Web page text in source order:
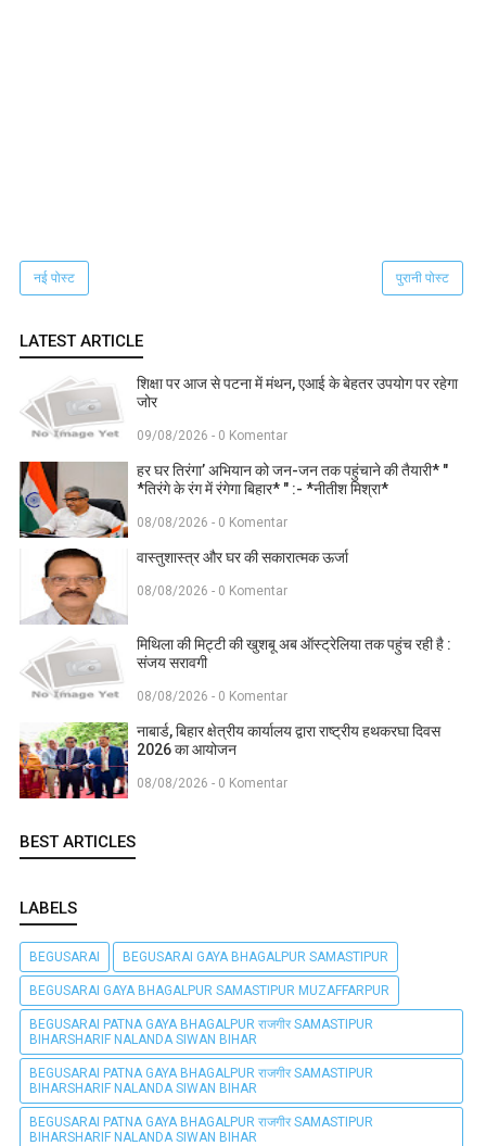
नई पोस्ट पुरानी पोस्ट
LATEST ARTICLE
शिक्षा पर आज से पटना में मंथन, एआई के बेहतर उपयोग पर रहेगा
जोर
09/08/2026 - 0 Komentar
हर घर तिरंगा’ अभियान को जन-जन तक पहुंचाने की तैयारी* "
*तिरंगे के रंग में रंगेगा बिहार* " :- *नीतीश मिश्रा*
08/08/2026 - 0 Komentar
वास्तुशास्त्र और घर की सकारात्मक ऊर्जा
08/08/2026 - 0 Komentar
मिथिला की मिट्टी की खुशबू अब ऑस्ट्रेलिया तक पहुंच रही है :
संजय सरावगी
08/08/2026 - 0 Komentar
नाबार्ड, बिहार क्षेत्रीय कार्यालय द्वारा राष्ट्रीय हथकरघा दिवस
2026 का आयोजन
08/08/2026 - 0 Komentar
BEST ARTICLES
LABELS
BEGUSARAI BEGUSARAI GAYA BHAGALPUR SAMASTIPUR
BEGUSARAI GAYA BHAGALPUR SAMASTIPUR MUZAFFARPUR
BEGUSARAI PATNA GAYA BHAGALPUR राजगीर SAMASTIPUR
BIHARSHARIF NALANDA SIWAN BIHAR
BEGUSARAI PATNA GAYA BHAGALPUR राजगीर SAMASTIPUR
BIHARSHARIF NALANDA SIWAN BIHAR
BEGUSARAI PATNA GAYA BHAGALPUR राजगीर SAMASTIPUR
BIHARSHARIF NALANDA SIWAN BIHAR